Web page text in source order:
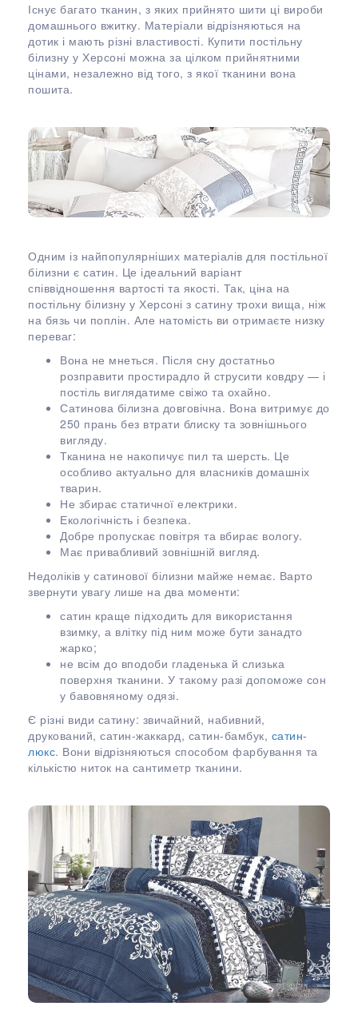
Існує багато тканин, з яких прийнято шити ці вироби
домашнього вжитку. Матеріали відрізняються на
дотик і мають різні властивості. Купити постільну
білизну у Херсоні можна за цілком прийнятними
цінами, незалежно від того, з якої тканини вона
пошита.
Одним із найпопулярніших матеріалів для постільної
білизни є сатин. Це ідеальний варіант
співвідношення вартості та якості. Так, ціна на
постільну білизну у Херсоні з сатину трохи вища, ніж
на бязь чи поплін. Але натомість ви отримаєте низку
переваг:
Вона не мнеться. Після сну достатньо
розправити простирадло й струсити ковдру — і
постіль виглядатиме свіжо та охайно.
Сатинова білизна довговічна. Вона витримує до
250 прань без втрати блиску та зовнішнього
вигляду.
Тканина не накопичує пил та шерсть. Це
особливо актуально для власників домашніх
тварин.
Не збирає статичної електрики.
Екологічність і безпека.
Добре пропускає повітря та вбирає вологу.
Має привабливий зовнішній вигляд.
Недоліків у сатинової білизни майже немає. Варто
звернути увагу лише на два моменти:
сатин краще підходить для використання
взимку, а влітку під ним може бути занадто
жарко;
не всім до вподоби гладенька й слизька
поверхня тканини. У такому разі допоможе сон
у бавовняному одязі.
Є різні види сатину: звичайний, набивний,
друкований, сатин-жаккард, сатин-бамбук, сатин-
люкс. Вони відрізняються способом фарбування та
кількістю ниток на сантиметр тканини.